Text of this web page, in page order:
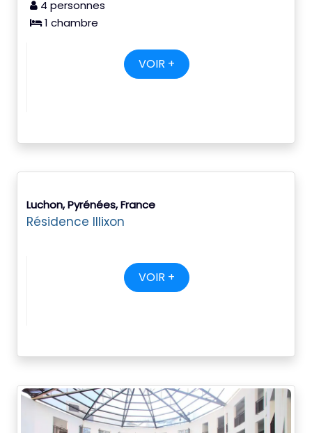
4 personnes
1 chambre
VOIR +
Luchon, Pyrénées, France
Résidence Illixon
VOIR +